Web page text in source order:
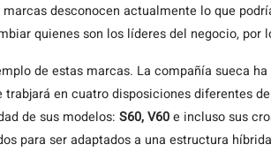
desconocen actualmente lo que
quienes son los líderes del negocio, por
de estas marcas. La compañía sueca
trabjará en cuatro disposiciones diferentes
de sus modelos: S60, V60e incluso sus
para ser adaptados a una estructura